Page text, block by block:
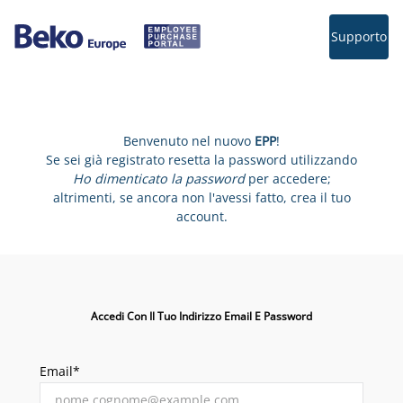
Supporto
Benvenuto nel nuovo EPP!
Se sei già registrato resetta la password utilizzando
Ho dimenticato la passwordper accedere;
altrimenti, se ancora non l'avessi fatto, crea il tuo
account.
Accedi Con Il Tuo Indirizzo Email E Password
Email*